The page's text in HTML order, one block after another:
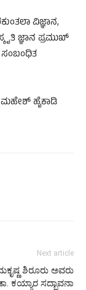
ವಿಜ್ಞಾನ,
ಜ್ಞಾನ ಪ್ರಮುಖ್
ಸಂಬಂಧಿತ
ಹೈಕಾಡಿ
Next article
ಶಿರೂರು ಅವರು
ಕಯ್ಯಾರ ಸದ್ಭಾವನಾ